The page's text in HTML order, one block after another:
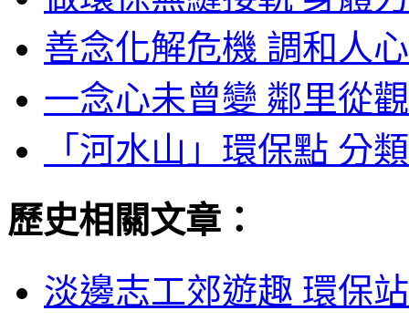
善念化解危機 調和人
一念心未曾變 鄰里從
「河水山」環保點 分
歷史相關文章：
淡邊志工郊遊趣 環保